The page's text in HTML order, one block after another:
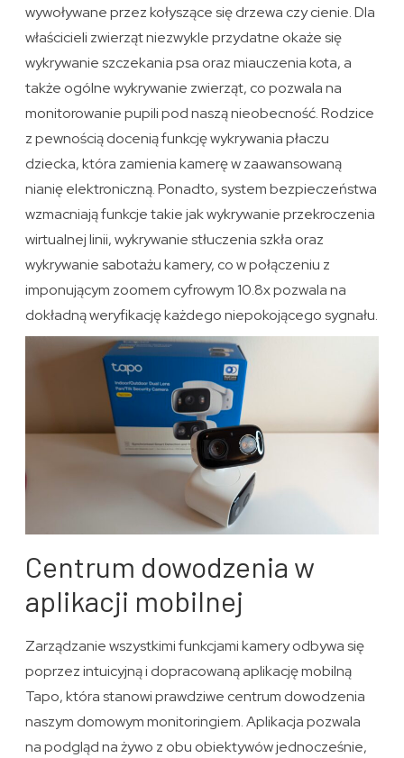
wywoływane przez kołyszące się drzewa czy cienie. Dla
właścicieli zwierząt niezwykle przydatne okaże się
wykrywanie szczekania psa oraz miauczenia kota, a
także ogólne wykrywanie zwierząt, co pozwala na
monitorowanie pupili pod naszą nieobecność. Rodzice
z pewnością docenią funkcję wykrywania płaczu
dziecka, która zamienia kamerę w zaawansowaną
nianię elektroniczną. Ponadto, system bezpieczeństwa
wzmacniają funkcje takie jak wykrywanie przekroczenia
wirtualnej linii, wykrywanie stłuczenia szkła oraz
wykrywanie sabotażu kamery, co w połączeniu z
imponującym zoomem cyfrowym 10.8x pozwala na
dokładną weryfikację każdego niepokojącego sygnału.
Centrum dowodzenia w
aplikacji mobilnej
Zarządzanie wszystkimi funkcjami kamery odbywa się
poprzez intuicyjną i dopracowaną aplikację mobilną
Tapo, która stanowi prawdziwe centrum dowodzenia
naszym domowym monitoringiem. Aplikacja pozwala
na podgląd na żywo z obu obiektywów jednocześnie,